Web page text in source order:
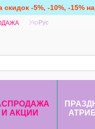
-5%, -10%, -
Укр Рус
И АКЦИИ